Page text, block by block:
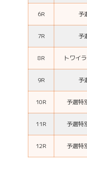
6R 予
7R 予
8R トワイ
9R 予
10R 予選特
11R 予選特
12R 予選特